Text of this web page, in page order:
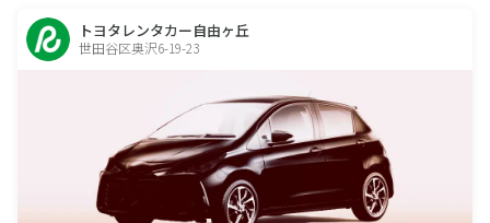
トヨタレンタカー自由ヶ丘
世田谷区奥沢6-19-23